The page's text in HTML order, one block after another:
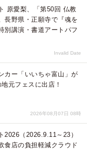
原愛梨、「第50回 仏教
長野県・正願寺で『魂を
別講演・書道アートパフ
Invalid Date
カー「いいちゃ富山」が
元フェスに出店！
2026年08月07日 08時
2026（2026.9.11～23）
食店の負担軽減クラウド